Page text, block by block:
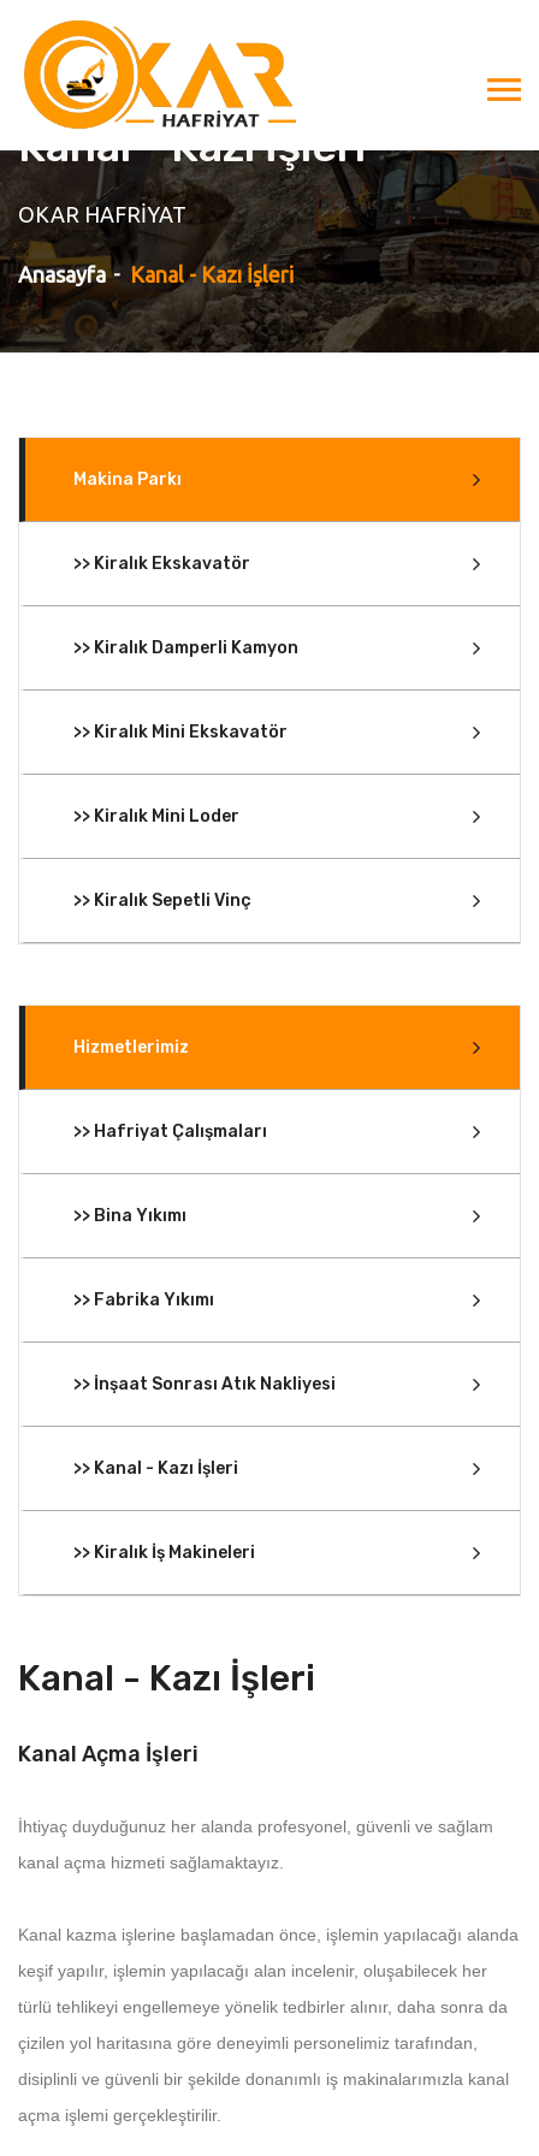
Kanal - Kazı İşleri
OKAR HAFRİYAT
Anasayfa Kanal - Kazı İşleri
Makina Parkı
>> Kiralık Ekskavatör
>> Kiralık Damperli Kamyon
>> Kiralık Mini Ekskavatör
>> Kiralık Mini Loder
>> Kiralık Sepetli Vinç
Hizmetlerimiz
>> Hafriyat Çalışmaları
>> Bina Yıkımı
>> Fabrika Yıkımı
>> İnşaat Sonrası Atık Nakliyesi
>> Kanal - Kazı İşleri
>> Kiralık İş Makineleri
Kanal - Kazı İşleri
Kanal Açma İşleri
İhtiyaç duyduğunuz her alanda profesyonel, güvenli ve sağlam
kanal açma hizmeti sağlamaktayız.
Kanal kazma işlerine başlamadan önce, işlemin yapılacağı alanda
keşif yapılır, işlemin yapılacağı alan incelenir, oluşabilecek her
türlü tehlikeyi engellemeye yönelik tedbirler alınır, daha sonra da
çizilen yol haritasına göre deneyimli personelimiz tarafından,
disiplinli ve güvenli bir şekilde donanımlı iş makinalarımızla kanal
açma işlemi gerçekleştirilir.